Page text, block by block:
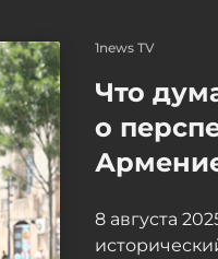
1news TV
Что
о
8 августа